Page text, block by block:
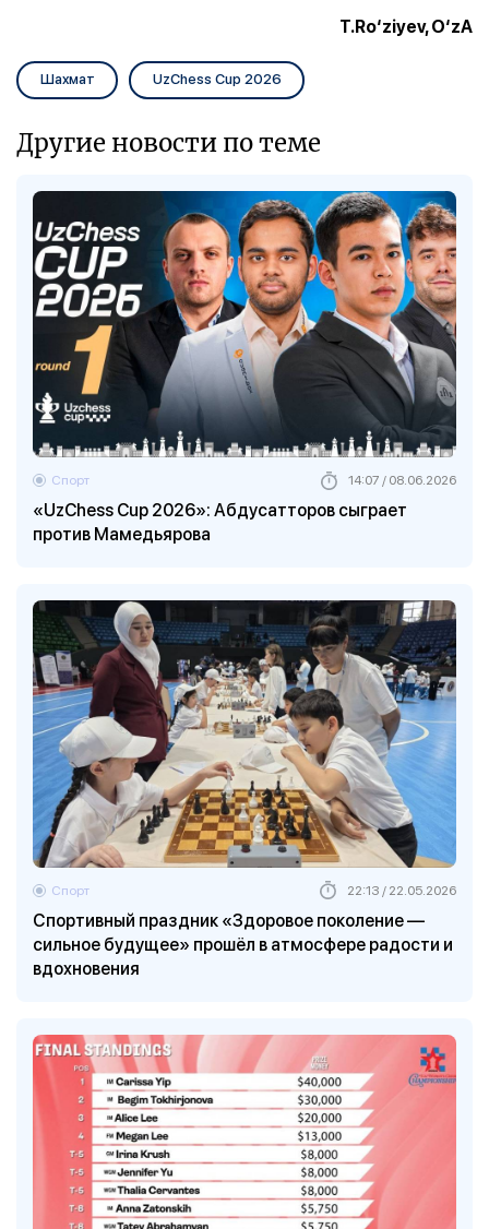
T.Ro‘ziyev, O‘zA
Шахмат UzChess Cup 2026
Другие новости по теме
«UzChess Cup 2026»: Абдусатторов сыграет
против Мамедьярова
Спорт 14:07 / 08.06.2026
Спортивный праздник «Здоровое поколение —
сильное будущее» прошёл в атмосфере радости и
вдохновения
Спорт 22:13 / 22.05.2026